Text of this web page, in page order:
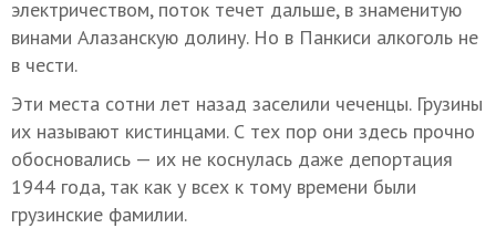
электричеством, поток течет дальше, в знаменитую
винами Алазанскую долину. Но в Панкиси алкоголь не
в чести.
Эти места сотни лет назад заселили чеченцы. Грузины
их называют кистинцами. С тех пор они здесь прочно
обосновались — их не коснулась даже депортация
1944 года, так как у всех к тому времени были
грузинские фамилии.